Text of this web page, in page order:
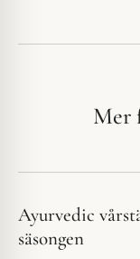
Mer
Ayurvedic
säsongen